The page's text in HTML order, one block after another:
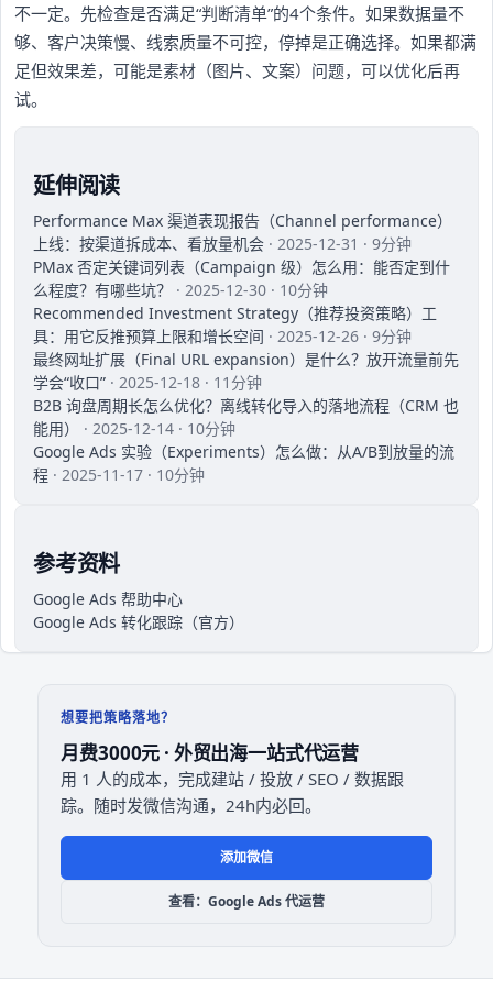
不一定。先检查是否满足“判断清单”的4个条件。如果数据量不
够、客户决策慢、线索质量不可控，停掉是正确选择。如果都满
足但效果差，可能是素材（图片、文案）问题，可以优化后再
试。
延伸阅读
Performance Max 渠道表现报告（Channel performance）
上线：按渠道拆成本、看放量机会 · 2025-12-31 · 9分钟
PMax 否定关键词列表（Campaign 级）怎么用：能否定到什
么程度？有哪些坑？
· 2025-12-30 · 10分钟
Recommended Investment Strategy（推荐投资策略）工
具：用它反推预算上限和增长空间 · 2025-12-26 · 9分钟
最终网址扩展（Final URL expansion）是什么？放开流量前先
学会“收口” · 2025-12-18 · 11分钟
B2B 询盘周期长怎么优化？离线转化导入的落地流程（CRM 也
能用）
· 2025-12-14 · 10分钟
Google Ads 实验（Experiments）怎么做：从A/B到放量的流
程 · 2025-11-17 · 10分钟
参考资料
Google Ads 帮助中心
Google Ads 转化跟踪（官方）
想要把策略落地？
月费3000元 · 外贸出海一站式代运营
用 1 人的成本，完成建站 / 投放 / SEO / 数据跟
踪。随时发微信沟通，24h内必回。
添加微信
查看：Google Ads 代运营